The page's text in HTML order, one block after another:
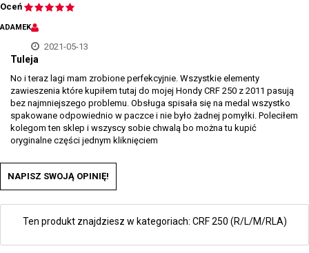
Oceń
ADAMEK
2021-05-13
Tuleja
No i teraz lagi mam zrobione perfekcyjnie. Wszystkie elementy
zawieszenia które kupiłem tutaj do mojej Hondy CRF 250 z 2011 pasują
bez najmniejszego problemu. Obsługa spisała się na medal wszystko
spakowane odpowiednio w paczce i nie było żadnej pomyłki. Poleciłem
kolegom ten sklep i wszyscy sobie chwalą bo można tu kupić
oryginalne części jednym kliknięciem
NAPISZ SWOJĄ OPINIĘ!
Ten produkt znajdziesz w kategoriach: CRF 250 (R/L/M/RLA)